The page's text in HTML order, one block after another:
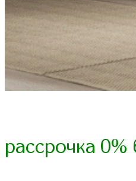
рассрочка 0%